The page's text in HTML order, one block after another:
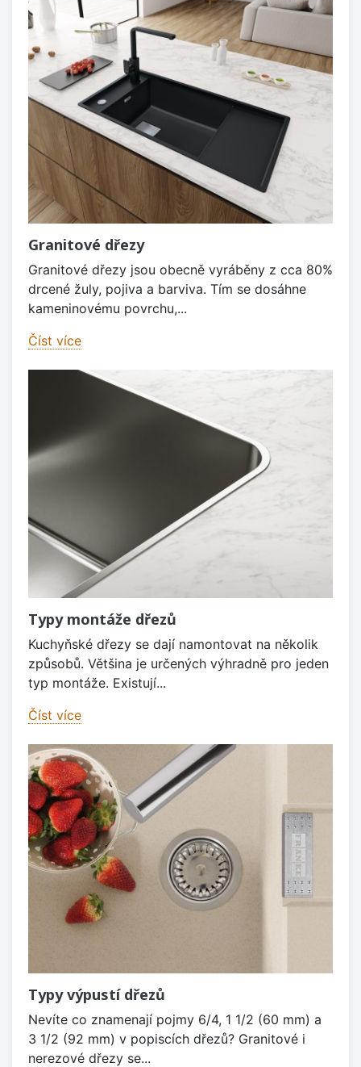
Granitové dřezy
Granitové dřezy jsou obecně vyráběny z cca 80%
drcené žuly, pojiva a barviva. Tím se dosáhne
kameninovému povrchu,...
Číst více
Typy montáže dřezů
Kuchyňské dřezy se dají namontovat na několik
způsobů. Většina je určených výhradně pro jeden
typ montáže. Existují...
Číst více
Typy výpustí dřezů
Nevíte co znamenají pojmy 6/4, 1 1/2 (60 mm) a
3 1/2 (92 mm) v popiscích dřezů? Granitové i
nerezové dřezy se...